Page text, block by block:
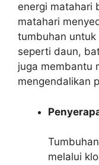
energi matahari
matahari
tumbuhan untuk
seperti daun,
juga membantu
mengendalikan
melalui